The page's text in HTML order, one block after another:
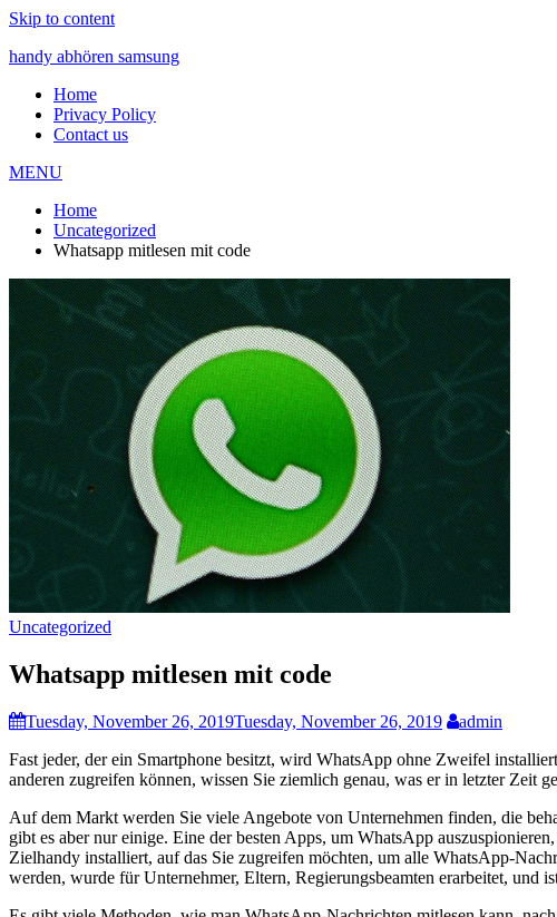
Skip to content
handy abhören samsung
Home
Privacy Policy
Contact us
MENU
Home
Uncategorized
Whatsapp mitlesen mit code
Uncategorized
Whatsapp mitlesen mit code
Tuesday, November 26, 2019Tuesday, November 26, 2019
admin
Fast jeder, der ein Smartphone besitzt, wird WhatsApp ohne Zweifel
anderen zugreifen können, wissen Sie ziemlich genau, was er in letzter Zeit
Auf dem Markt werden Sie viele Angebote von Unternehmen finden, die
gibt es aber nur einige. Eine der besten Apps, um WhatsApp
Zielhandy installiert, auf das Sie zugreifen möchten, um alle WhatsApp-
werden, wurde für Unternehmer, Eltern, Regierungsbeamten erarbeitet,